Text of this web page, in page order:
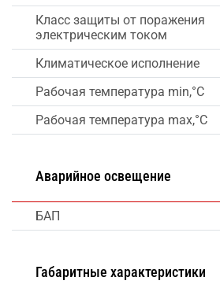
Класс защиты от поражения
электрическим током
Климатическое исполнение
Рабочая температура min,°C
Рабочая температура max,°C
Аварийное освещение
БАП
Габаритные характеристики